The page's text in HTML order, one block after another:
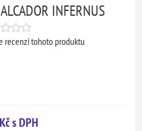
INFERNUS
recenzi tohoto produktu
s DPH